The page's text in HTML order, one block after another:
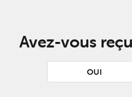
Avez-vous
OUI